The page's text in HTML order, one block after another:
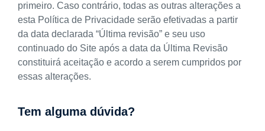
primeiro. Caso contrário, todas as outras alterações a
esta Política de Privacidade serão efetivadas a partir
da data declarada “Última revisão” e seu uso
continuado do Site após a data da Última Revisão
constituirá aceitação e acordo a serem cumpridos por
essas alterações.
Tem alguma dúvida?